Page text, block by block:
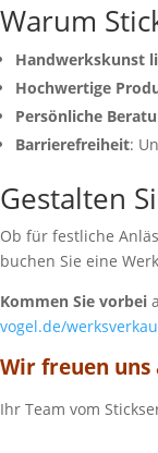
Warum
Handwerkskunst
Hochwertige
Persönliche
Barrierefreiheit:
Gestalten
Ob für festliche
buchen Sie eine
Kommen Sie vorbei
vogel.de/
Wir freuen uns
Ihr Team vom